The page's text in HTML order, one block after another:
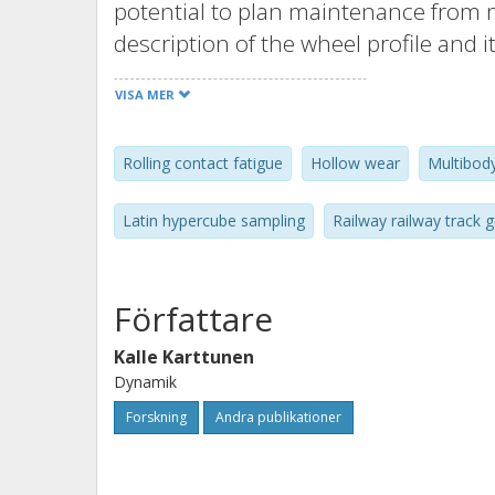
potential to plan maintenance from
description of the wheel profile and
paper first outlines a procedure to
procedure is linked to multibody
wagon to identify parameters of the
influence on rolling contact fatigue
parameter combinations, nearly
sampling is employed. Regression
measures. The derived meta-
produce good agreement to results
The end result is identified
categorisation of the deteriorated
maintenance decisions.
VISA MER
Rolling contact fatigue Hollow wear
Latin hypercube sampling Railway railway track
Författare
Kalle Karttunen
Dynamik
Forskning Andra publikationer